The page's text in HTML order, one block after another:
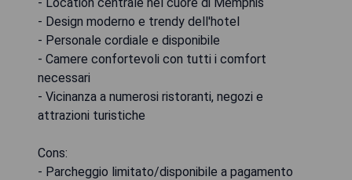
- Design moderno e trendy dell'hotel
- Personale cordiale e disponibile
- Camere confortevoli con tutti i comfort
necessari
- Vicinanza a numerosi ristoranti, negozi e
attrazioni turistiche
Cons:
- Parcheggio limitato/disponibile a pagamento